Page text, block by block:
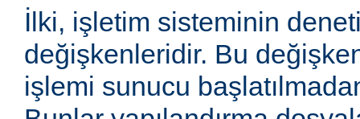
İlki, işletim sisteminin
değişkenleridir. Bu
işlemi sunucu